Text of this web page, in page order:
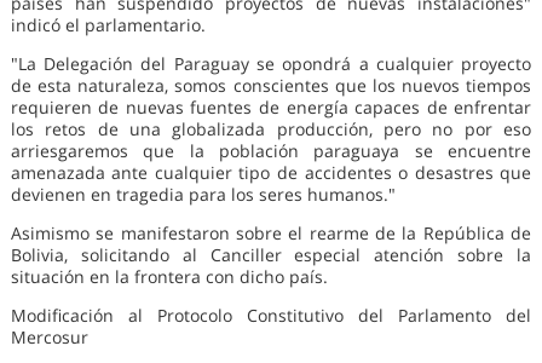
indicó el parlamentario.
"La Delegación del Paraguay se opondrá a cualquier proyecto
de esta naturaleza, somos conscientes que los nuevos tiempos
requieren de nuevas fuentes de energía capaces de enfrentar
los retos de una globalizada producción, pero no por eso
arriesgaremos que la población paraguaya se encuentre
amenazada ante cualquier tipo de accidentes o desastres que
devienen en tragedia para los seres humanos."
Asimismo se manifestaron sobre el rearme de la República de
Bolivia, solicitando al Canciller especial atención sobre la
situación en la frontera con dicho país.
Modificación al Protocolo Constitutivo del Parlamento del
Mercosur